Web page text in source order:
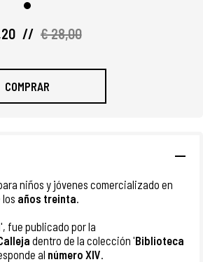
// € 28,00
COMPRAR
niños y jóvenes comercializado en
años treinta.
', fue publicado por la
dentro de la colección 'Biblioteca
al número XIV.